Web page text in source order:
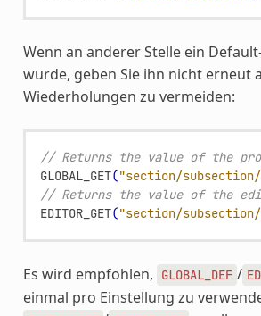
Wenn an anderer Stelle ein
wurde, geben Sie ihn nicht erneut
Wiederholungen zu vermeiden:
// Returns the value of the
GLOBAL_GET("section/
// Returns the value of the
EDITOR_GET("section/
Es wird empfohlen, GLOBAL_DEF /
einmal pro Einstellung zu